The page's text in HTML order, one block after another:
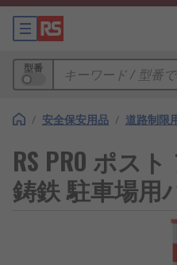
型番
/ 安全保安用品 / 道路制限
RS PRO ポス
鋳鉄 駐車場用